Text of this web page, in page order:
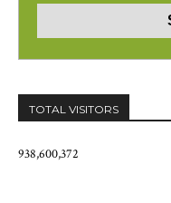
TOTAL VISITORS
938,600,372